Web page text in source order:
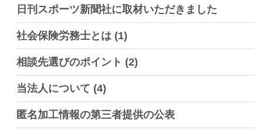
日刊スポーツ新聞社に取材いただきました
社会保険労務士とは (1)
相談先選びのポイント (2)
当法人について (4)
匿名加工情報の第三者提供の公表